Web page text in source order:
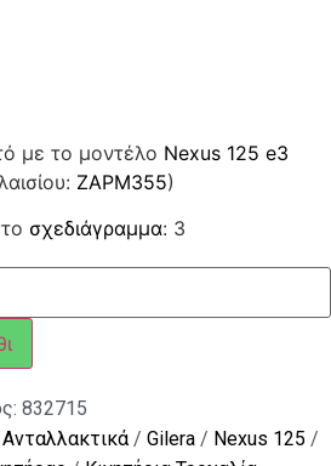
με το μοντέλο Nexus 125 e3
ZAPM355)
σχεδιάγραμμα: 3
832715
/ Gilera / Nexus 125 /